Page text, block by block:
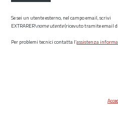
Se sei un utente esterno, nel campo email, scrivi
EXTRARER\nome utente(ricevuto tramite email
Per problemi tecnici contatta l’assistenza